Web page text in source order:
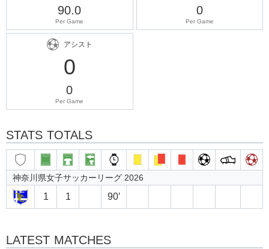
90.0
Per Game
0
Per Game
アシスト
0
0
Per Game
STATS TOTALS
神奈川県女子サッカーリーグ 2026
1 1 90′
LATEST MATCHES